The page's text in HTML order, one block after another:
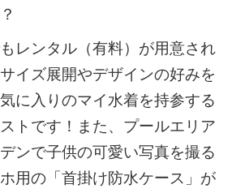
レンタル（有料）が用意され
イズ展開やデザインの好みを
に入りのマイ水着を持参する
トです！また、プールエリア
ンで子供の可愛い写真を撮る
用の「首掛け防水ケース」が